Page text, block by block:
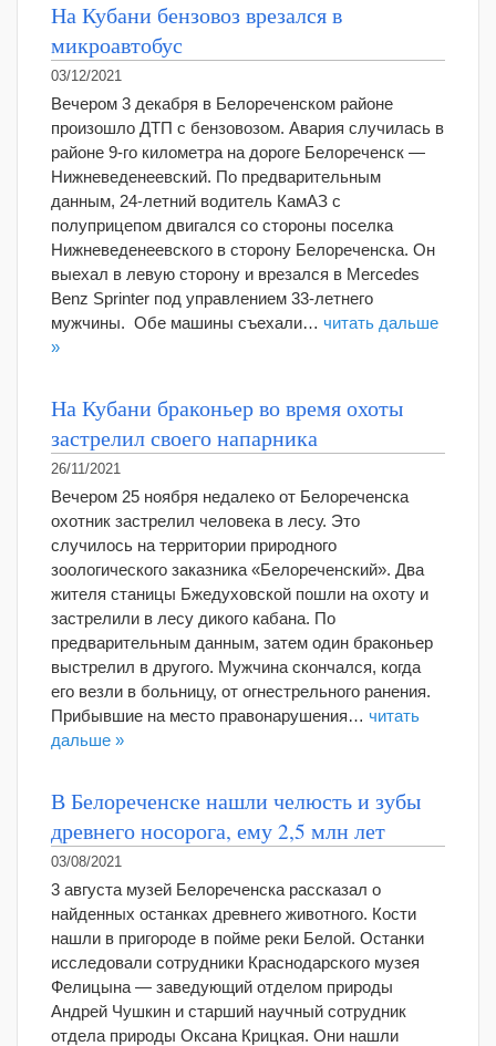
На Кубани бензовоз врезался в
микроавтобус
03/12/2021
Вечером 3 декабря в Белореченском районе
произошло ДТП с бензовозом. Авария случилась в
районе 9-го километра на дороге Белореченск —
Нижневеденеевский. По предварительным
данным, 24-летний водитель КамАЗ с
полуприцепом двигался со стороны поселка
Нижневеденеевского в сторону Белореченска. Он
выехал в левую сторону и врезался в Mercedes
Benz Sprinter под управлением 33-летнего
мужчины. Обе машины съехали… читать дальше
»
На Кубани браконьер во время охоты
застрелил своего напарника
26/11/2021
Вечером 25 ноября недалеко от Белореченска
охотник застрелил человека в лесу. Это
случилось на территории природного
зоологического заказника «Белореченский». Два
жителя станицы Бжедуховской пошли на охоту и
застрелили в лесу дикого кабана. По
предварительным данным, затем один браконьер
выстрелил в другого. Мужчина скончался, когда
его везли в больницу, от огнестрельного ранения.
Прибывшие на место правонарушения… читать
дальше »
В Белореченске нашли челюсть и зубы
древнего носорога, ему 2,5 млн лет
03/08/2021
3 августа музей Белореченска рассказал о
найденных останках древнего животного. Кости
нашли в пригороде в пойме реки Белой. Останки
исследовали сотрудники Краснодарского музея
Фелицына — заведующий отделом природы
Андрей Чушкин и старший научный сотрудник
отдела природы Оксана Крицкая. Они нашли